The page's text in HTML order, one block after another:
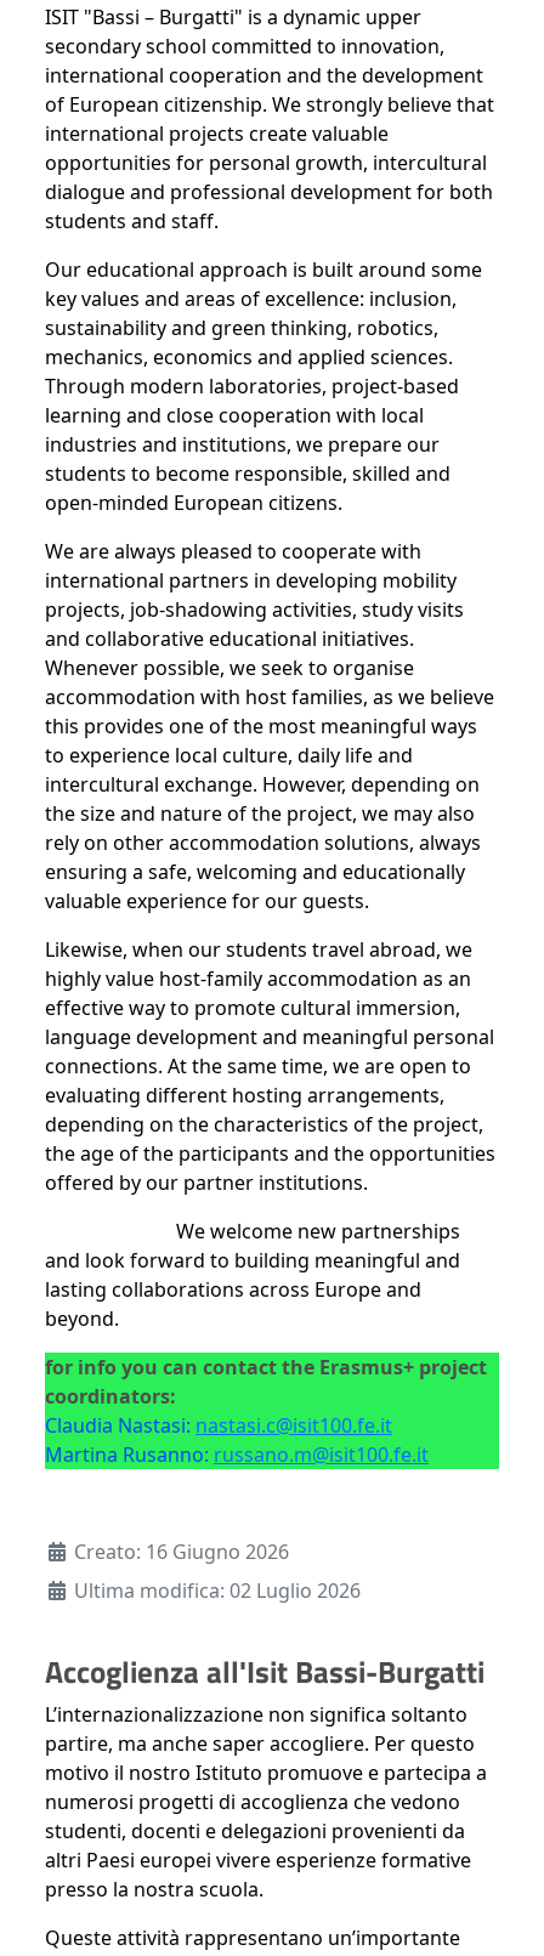
ISIT "Bassi – Burgatti" is a dynamic upper
secondary school committed to innovation,
international cooperation and the development
of European citizenship. We strongly believe that
international projects create valuable
opportunities for personal growth, intercultural
dialogue and professional development for both
students and staff.
Our educational approach is built around some
key values and areas of excellence: inclusion,
sustainability and green thinking, robotics,
mechanics, economics and applied sciences.
Through modern laboratories, project-based
learning and close cooperation with local
industries and institutions, we prepare our
students to become responsible, skilled and
open-minded European citizens.
We are always pleased to cooperate with
international partners in developing mobility
projects, job-shadowing activities, study visits
and collaborative educational initiatives.
Whenever possible, we seek to organise
accommodation with host families, as we believe
this provides one of the most meaningful ways
to experience local culture, daily life and
intercultural exchange. However, depending on
the size and nature of the project, we may also
rely on other accommodation solutions, always
ensuring a safe, welcoming and educationally
valuable experience for our guests.
Likewise, when our students travel abroad, we
highly value host-family accommodation as an
effective way to promote cultural immersion,
language development and meaningful personal
connections. At the same time, we are open to
evaluating different hosting arrangements,
depending on the characteristics of the project,
the age of the participants and the opportunities
offered by our partner institutions.
We welcome new partnerships
and look forward to building meaningful and
lasting collaborations across Europe and
beyond.
for info you can contact the Erasmus+ project
coordinators:
Claudia Nastasi: nastasi.c@isit100.fe.it
Martina Rusanno: russano.m@isit100.fe.it
Dettagli
Creato: 16 Giugno 2026
Ultima modifica: 02 Luglio 2026
Accoglienza all'Isit Bassi-Burgatti
L’internazionalizzazione non significa soltanto
partire, ma anche saper accogliere. Per questo
motivo il nostro Istituto promuove e partecipa a
numerosi progetti di accoglienza che vedono
studenti, docenti e delegazioni provenienti da
altri Paesi europei vivere esperienze formative
presso la nostra scuola.
Queste attività rappresentano un’importante